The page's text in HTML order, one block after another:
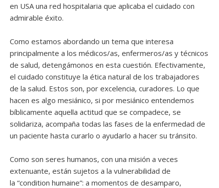
en USA una red hospitalaria que aplicaba el cuidado con
admirable éxito.
Como estamos abordando un tema que interesa
principalmente a los médicos/as, enfermeros/as y técnicos
de salud, detengámonos en esta cuestión. Efectivamente,
el cuidado constituye la ética natural de los trabajadores
de la salud. Estos son, por excelencia, curadores. Lo que
hacen es algo mesiánico, si por mesiánico entendemos
bíblicamente aquella actitud que se compadece, se
solidariza, acompaña todas las fases de la enfermedad de
un paciente hasta curarlo o ayudarlo a hacer su tránsito.
Como son seres humanos, con una misión a veces
extenuante, están sujetos a la vulnerabilidad de
la “condition humaine”: a momentos de desamparo,